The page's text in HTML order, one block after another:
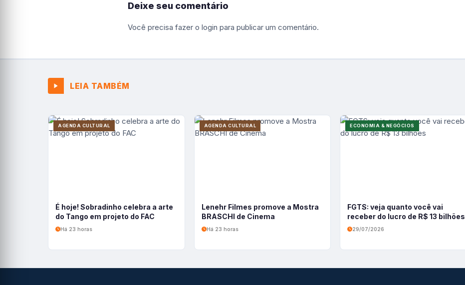
Deixe seu comentário
Você precisa fazer o login para publicar um comentário.
LEIA TAMBÉM
AGENDA CULTURAL
É hoje! Sobradinho celebra a arte
do Tango em projeto do FAC
Há 23 horas
AGENDA CULTURAL
Lenehr Filmes promove a Mostra
BRASCHI de Cinema
Há 23 horas
ECONOMIA & NEGÓCIOS
FGTS: veja quanto você vai
receber do lucro de R$ 13 bilhões
29/07/2026